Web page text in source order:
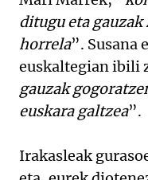
ditugu eta
horrela”. Susana
euskaltegian ibili
gauzak
euskara galtzea”.
Irakasleak